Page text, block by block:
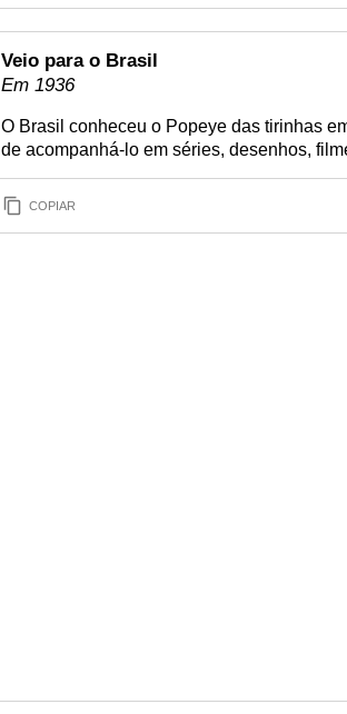
Veio para o Brasil
Em 1936
O Brasil conheceu o Popeye das tirinhas
de acompanhá-lo em séries, desenhos,
COPIAR